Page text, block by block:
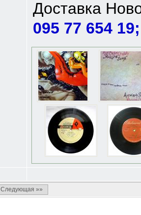
Доставка
095 77 654
Следующая »»